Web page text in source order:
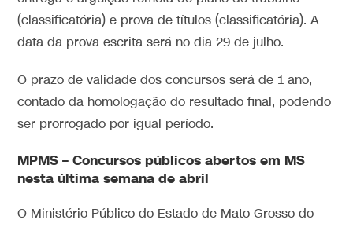
(classificatória) e prova de títulos (classificatória). A
data da prova escrita será no dia 29 de julho.
O prazo de validade dos concursos será de 1 ano,
contado da homologação do resultado final, podendo
ser prorrogado por igual período.
MPMS –Concursos públicos abertos em MS
nesta última semana de abril
O Ministério Público do Estado de Mato Grosso do